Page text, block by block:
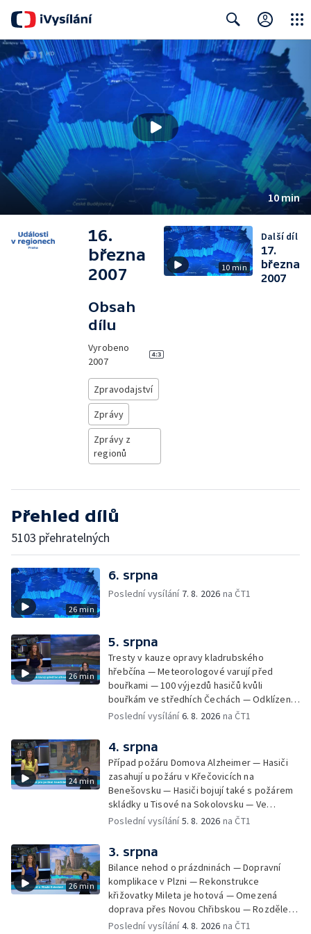
Search Close
10 min
16.
března
2007
Obsah
dílu
Vyrobeno
2007
Zpravodajství
Zprávy
Zprávy z
regionů
10 min
Další díl
17.
března
2007
Přehled dílů
5103 přehratelných
26 min
6. srpna
Poslední vysílání 7. 8. 2026 na ČT1
26 min
5. srpna
Tresty v kauze opravy kladrubského
hřebčína — Meteorologové varují před
bouřkami — 100 výjezdů hasičů kvůli
bouřkám ve středhích Čechách — Odklízení
škod po bouřkách — Hasiči likvidovali
Václavském náměstí — Necelý kilometr řeky
Otavy u šumavského Annína je téměř bez
vody — Pátrání po dvou mužích na jezeře
Most — Tábor pro děti odsouzených — Tábor
pomáhá dětem orientovat se na trhu práce
— Začal festival Brutal Assault — Cyklysta
spadl v Karlvoych Varech do řeky —
pastí na hmyz se chytají ptáci
Poslední vysílání6. 8. 2026 na ČT1
24 min
4. srpna
Případ požáru Domova Alzheimer — Hasiči
zasahují u požáru v Křečovicích na
Benešovsku — Hasiči bojují také s požárem
skládky u Tisové na Sokolovsku — Ve
Strážnici na Hodonínsku padl další teplotní
zřítil strop — Požár lesa u šumavských
Nezdic — Modernizace úseku dálnice D8 —
Ocenění pro řidiče za záchranu ženy —
Skončily lhůty pro podání volebních listin —
Tři případy utonutí na jihu Čech — Na řece
Orlici nelze plout kvůli demolici mostu —
Čištění Karlova mostu — Porušování pravidel
Poslední vysílání5. 8. 2026 na ČT1
26 min
3. srpna
Bilance nehod o prázdninách — Dopravní
komplikace v Plzni — Rekonstrukce
křižovatky Mileta je hotová — Omezená
doprava přes Novou Chřibskou — Rozdělení
peněz ušetřených za rekultivace — Světový
Poslední vysílání4. 8. 2026 na ČT1